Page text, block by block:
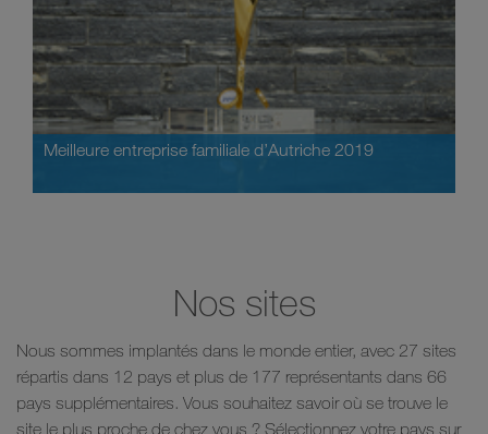
Meilleure entreprise familiale d’Autriche 2019
Nos sites
Nous sommes implantés dans le monde entier, avec 27 sites
répartis dans 12 pays et plus de 177 représentants dans 66
pays supplémentaires. Vous souhaitez savoir où se trouve le
site le plus proche de chez vous ? Sélectionnez votre pays sur